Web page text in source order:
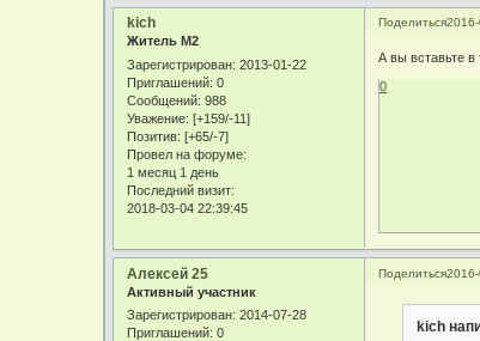
Поделиться
kich
Житель М2
Зарегистрирован: 2013-01-22
Приглашений: 0
Сообщений: 988
Уважение: [+159/-11]
Позитив: [+65/-7]
Провел на форуме:
1 месяц 1 день
Последний визит:
2018-03-04 22:39:45
А вы вставьте в
0
Поделиться
Алексей 25
Активный участник
Зарегистрирован: 2014-07-28
Приглашений: 0
kich